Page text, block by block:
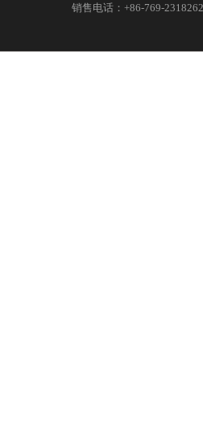
销售电话：+86-769-